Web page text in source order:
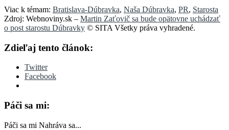
Viac k témam: Bratislava-Dúbravka, Naša Dúbravka, PR, Starosta
Zdroj: Webnoviny.sk – Martin Zaťovič sa bude opätovne uchádzať
o post starostu Dúbravky © SITA Všetky práva vyhradené.
Zdieľaj tento článok:
Twitter
Facebook
Páči sa mi:
Páči sa mi Nahráva sa...